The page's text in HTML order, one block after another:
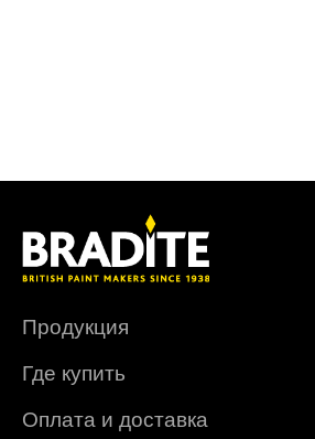
Продукция
Где купить
Оплата и доставка